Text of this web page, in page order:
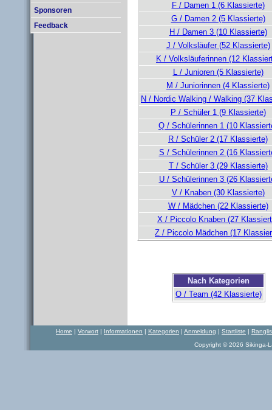
Sponsoren
Feedback
F / Damen 1 (6 Klassierte)
G / Damen 2 (5 Klassierte)
H / Damen 3 (10 Klassierte)
J / Volksläufer (52 Klassierte)
K / Volksläuferinnen (12
L / Junioren (5 Klassierte)
M / Juniorinnen (4 Klassierte)
N / Nordic Walking / Walking (37
P / Schüler 1 (9 Klassierte)
Q / Schülerinnen 1 (10
R / Schüler 2 (17 Klassierte)
S / Schülerinnen 2 (16
T / Schüler 3 (29 Klassierte)
U / Schülerinnen 3 (26
V / Knaben (30 Klassierte)
W / Mädchen (22 Klassierte)
X / Piccolo Knaben (27
Z / Piccolo Mädchen (17
Nach Kategorien
O / Team (42 Klassierte)
Home | Vorwort | Informationen | Kategorien | Anmeldung | Startliste |
Copyright © 2026 Sikinga-